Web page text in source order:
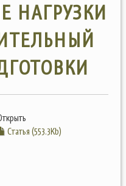
НАГРУЗКИ
Статья (553.3Kb)